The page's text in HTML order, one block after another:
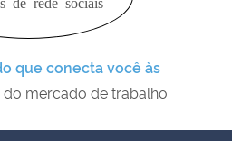
que conecta você às
do mercado de trabalho